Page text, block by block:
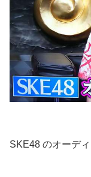
SKE48 のオーデ